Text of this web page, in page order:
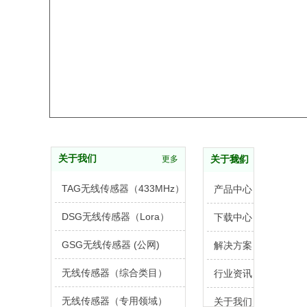
关于我们
更多
产品中心
下载中心
解决方案
行业资讯
关于我们
关于我们 更多
TAG无线传感器（433MHz）
DSG无线传感器（Lora）
GSG无线传感器 (公网)
无线传感器（综合类目）
无线传感器（专用领域）